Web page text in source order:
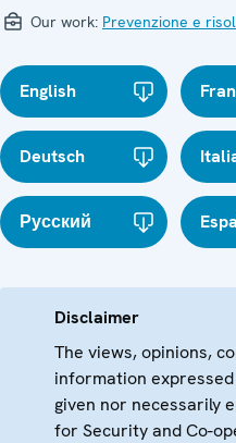
Our work: Prevenzione e
English
Deutsch
Русский
Disclaimer
The views, opinions,
information
given nor necessarily
for Security and Co-